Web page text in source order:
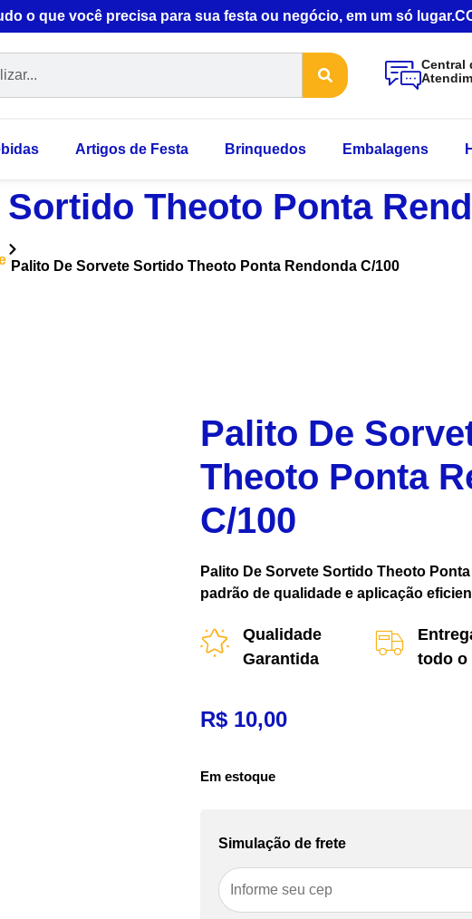
o que você precisa para sua festa ou negócio, em um só
Central
Artigos de Festa Brinquedos Embalagens
Theoto Ponta
Palito De Sorvete Sortido Theoto Ponta Rendonda C/100
Palito De
Theoto Ponta
C/100
Palito De Sorvete Sortido Theoto
padrão de qualidade e aplicação
Qualidade
Garantida
todo o
R$ 10,00
Em estoque
Simulação de frete